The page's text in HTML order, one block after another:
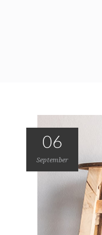
06
September